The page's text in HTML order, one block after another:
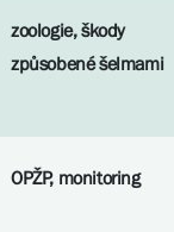
zoologie, škody
způsobené šelmami
OPŽP, monitoring